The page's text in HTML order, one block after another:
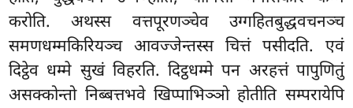
करोति. अथस्स वत्तपूरणञ्चेव उग्गहितबुद्धवचनञ्च
समणधम्मकिरियञ्च आवज्जेन्तस्स चित्तं पसीदति. एवं
दिट्ठेव धम्मे सुखं विहरति. दिट्ठधम्मे पन अरहत्तं पापुणितुं
असक्कोन्तो निब्बत्तभवे खिप्पाभिञ्ञो होतीति सम्परायेपि